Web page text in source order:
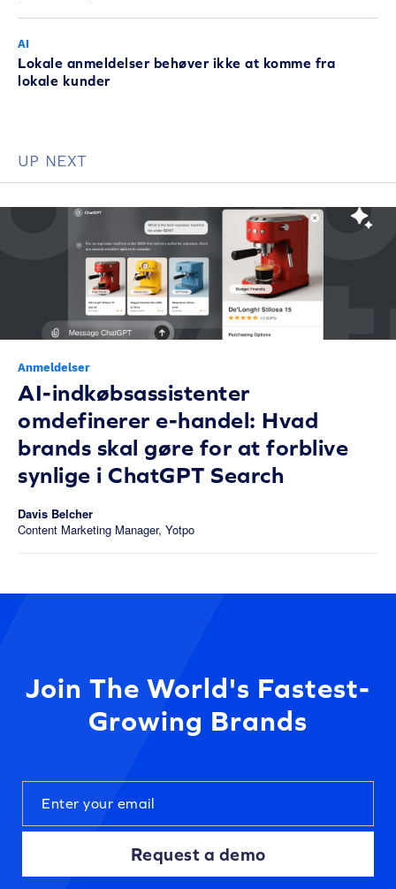
AI
Lokale anmeldelser behøver ikke at komme fra
lokale kunder
UP NEXT
Anmeldelser
AI-indkøbsassistenter
omdefinerer e-handel: Hvad
brands skal gøre for at forblive
synlige i ChatGPT Search
Davis Belcher
Content Marketing Manager, Yotpo
Join The World's Fastest-
Growing Brands
Request a demo